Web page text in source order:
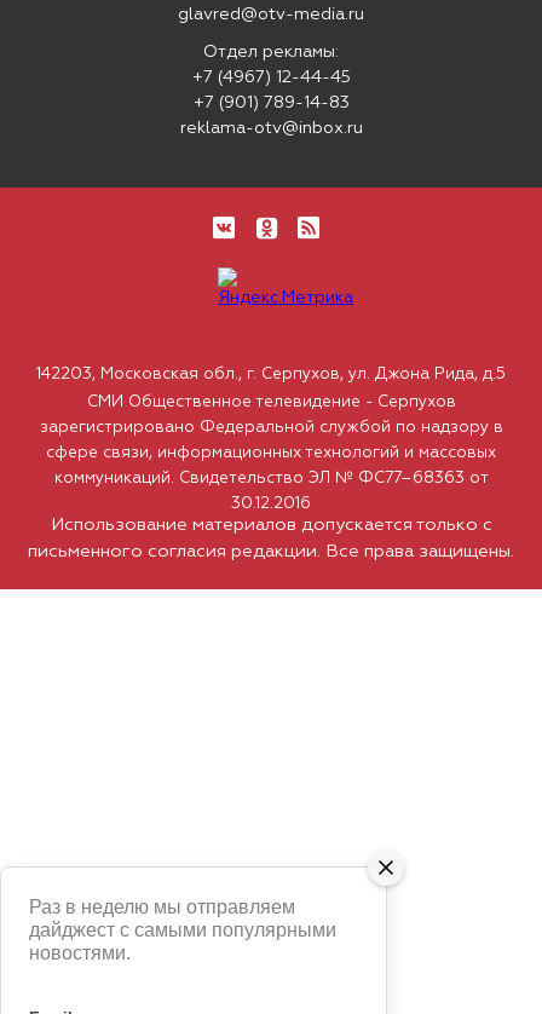
glavred@otv-media.ru
Отдел рекламы:
+7 (4967) 12-44-45
+7 (901) 789-14-83
reklama-otv@inbox.ru
Использование материалов допускается только с
письменного согласия редакции. Все права защищены.
142203, Московская обл., г. Серпухов, ул. Джона Рида, д.5
СМИ Общественное телевидение - Серпухов
зарегистрировано Федеральной службой по надзору в
сфере связи, информационных технологий и массовых
коммуникаций. Свидетельство ЭЛ № ФС77–68363 от
30.12.2016
Раз в неделю мы отправляем
дайджест с самыми популярными
новостями.